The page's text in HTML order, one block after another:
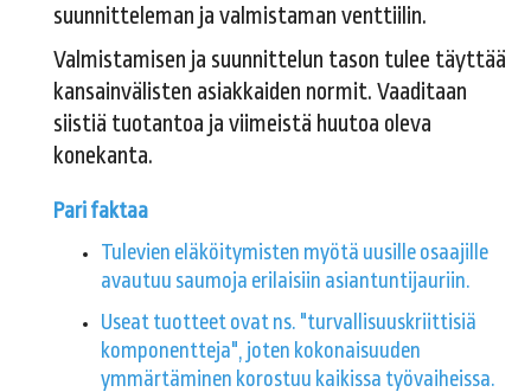
suunnitteleman ja valmistaman venttiilin.
Valmistamisen ja suunnittelun tason tulee täyttää
kansainvälisten asiakkaiden normit. Vaaditaan
siistiä tuotantoa ja viimeistä huutoa oleva
konekanta.
Pari faktaa
Tulevien eläköitymisten myötä uusille osaajille
avautuu saumoja erilaisiin asiantuntijauriin.
Useat tuotteet ovat ns. "turvallisuuskriittisiä
komponentteja", joten kokonaisuuden
ymmärtäminen korostuu kaikissa työvaiheissa.